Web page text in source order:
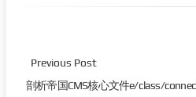
Previous Post
剖析帝国CMS核心文件e/class/